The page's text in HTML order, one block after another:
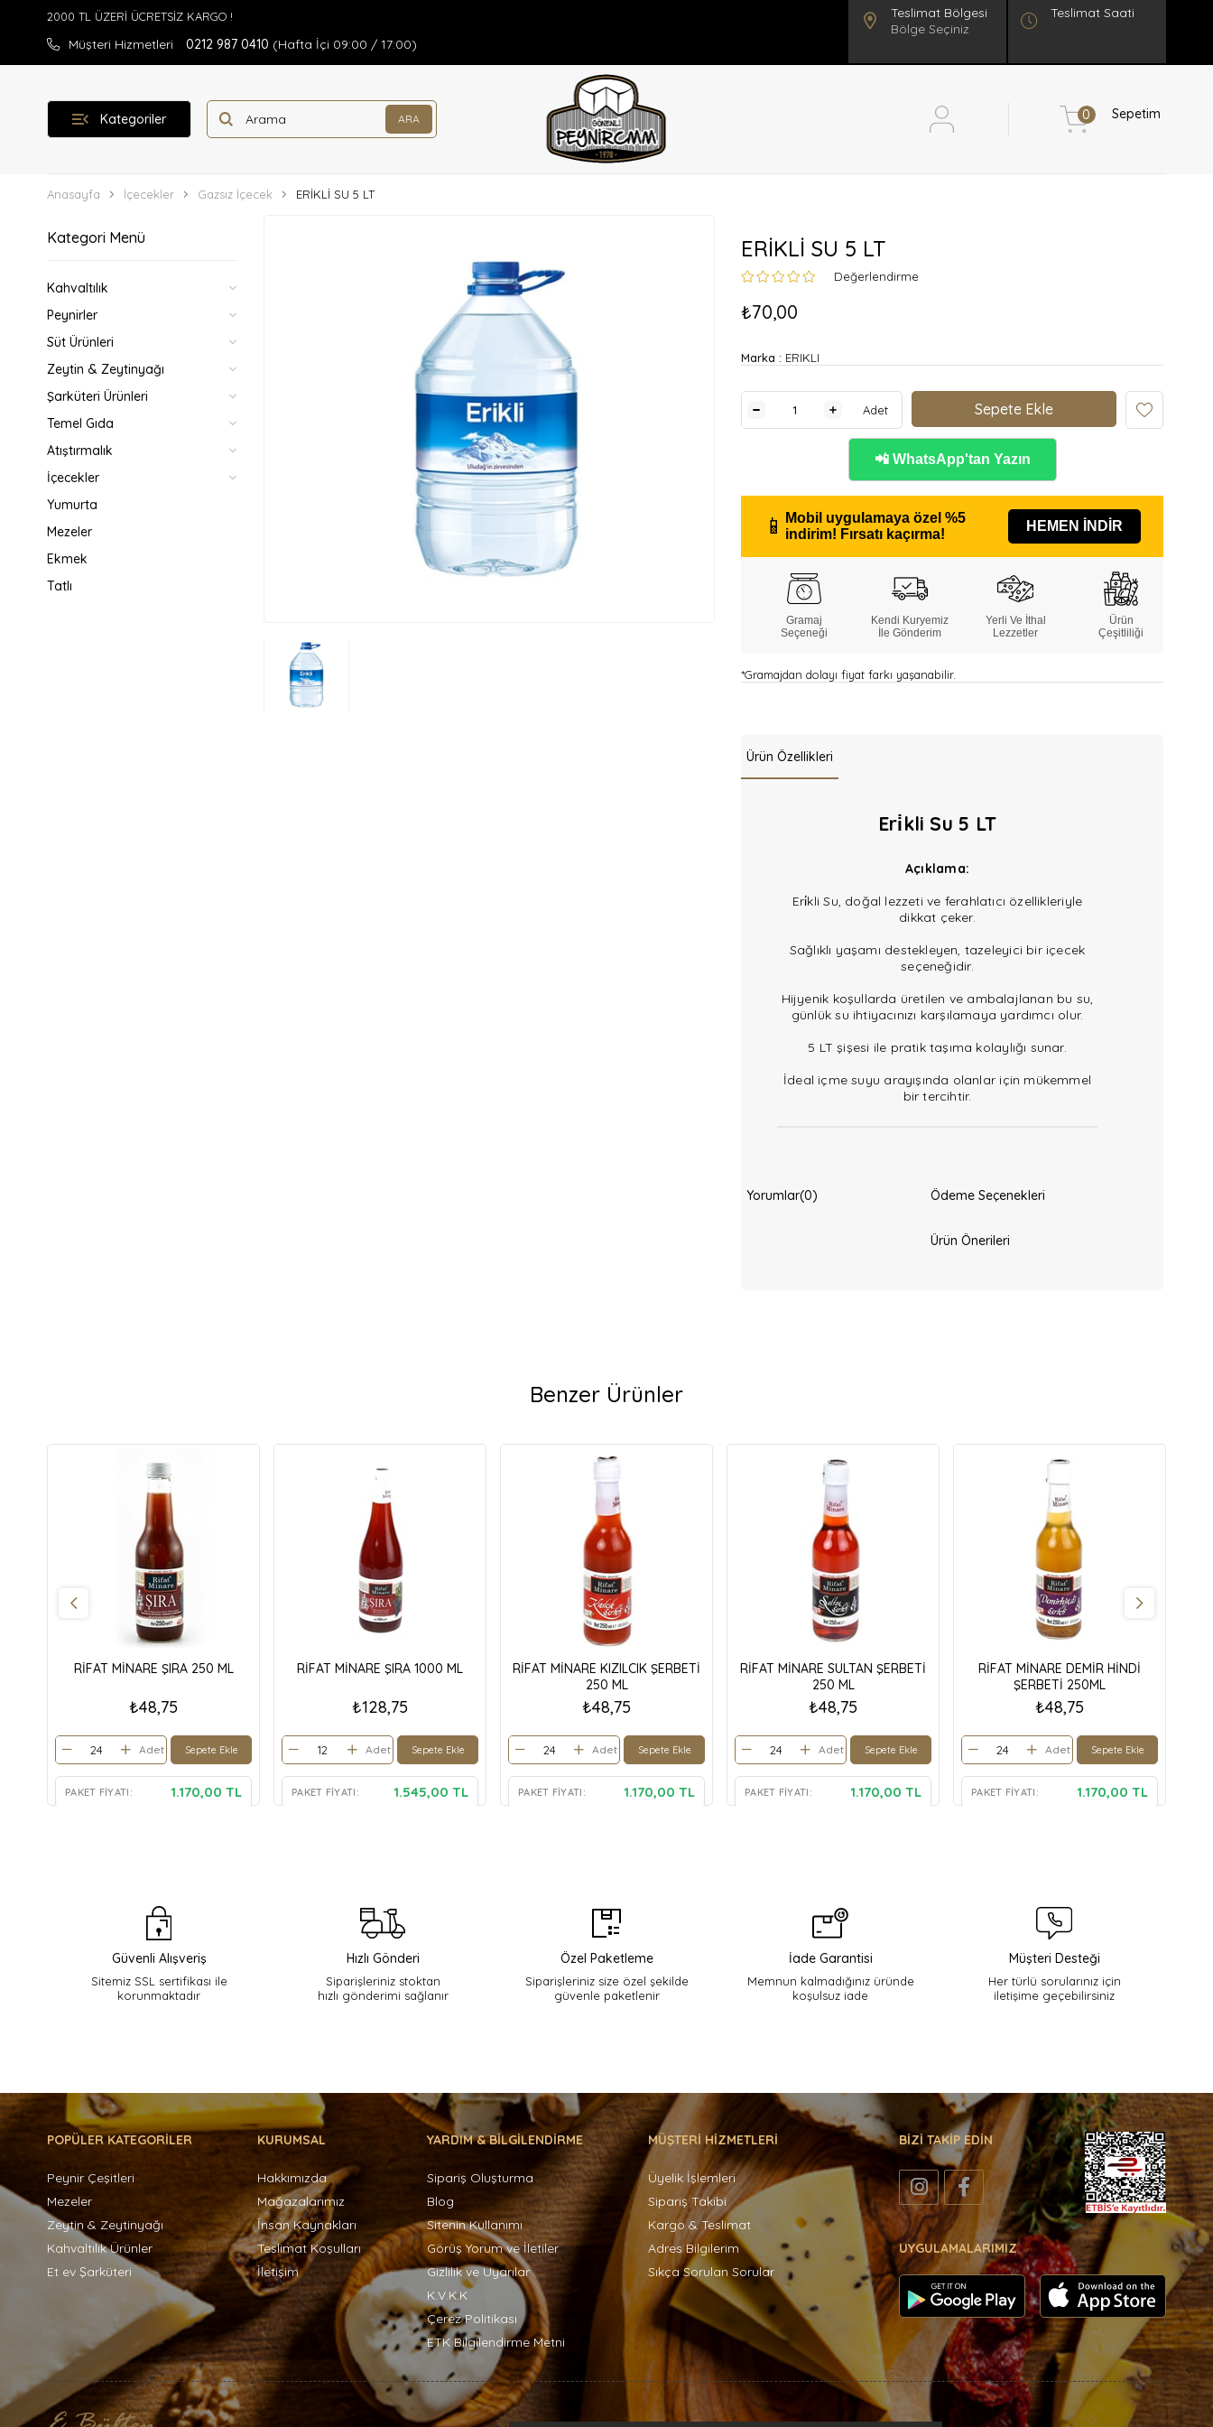
Müşteri Hizmetleri 0212 987 0410 (Hafta İçi 09:00 / 17:00)
Bölge Seçiniz
Teslimat Saati
Kategoriler Sepetim
0
Anasayfa İçecekler Gazsız İçecek ERİKLİ SU 5 LT
Kategori Menü
Kahvaltılık
Peynirler
Süt Ürünleri
Zeytin & Zeytinyağı
Şarküteri Ürünleri
Temel Gıda
Atıştırmalık
İçecekler
Yumurta
Mezeler
Ekmek
Tatlı
ERİKLİ SU 5 LT
Değerlendirme
₺70,00
Marka : ERIKLI
Adet
📲 WhatsApp'tan Yazın
📱 Mobil uygulamaya özel %5
indirim! Fırsatı kaçırma!
HEMEN İNDİR
Gramaj
Seçeneği
Kendi Kuryemiz
İle Gönderim
Yerli Ve İthal
Lezzetler
Ürün
Çeşitliliği
*Gramajdan dolayı fiyat farkı yaşanabilir.
Ürün Özellikleri
Eri̇kli Su 5 LT
Açıklama:
Eri̇kli Su, doğal lezzeti ve ferahlatıcı özellikleriyle
dikkat çeker.
Sağlıklı yaşamı destekleyen, tazeleyici bir içecek
seçeneğidir.
Hijyenik koşullarda üretilen ve ambalajlanan bu su,
günlük su ihtiyacınızı karşılamaya yardımcı olur.
5 LT şişesi ile pratik taşıma kolaylığı sunar.
İdeal içme suyu arayışında olanlar için mükemmel
bir tercihtir.
Yorumlar(0) Ödeme Seçenekleri
Ürün Önerileri
Benzer Ürünler
RİFAT MİNARE ŞIRA 250 ML
₺48,75
Adet Sepete Ekle
PAKET FIYATI: 1.170,00 TL
RİFAT MİNARE ŞIRA 1000 ML
₺128,75
Adet Sepete Ekle
PAKET FIYATI: 1.545,00 TL
RİFAT MİNARE KIZILCIK ŞERBETİ
250 ML
₺48,75
Adet Sepete Ekle
PAKET FIYATI: 1.170,00 TL
RİFAT MİNARE SULTAN ŞERBETİ
250 ML
₺48,75
Adet Sepete Ekle
PAKET FIYATI: 1.170,00 TL
RİFAT MİNARE DEMİR HİNDİ
ŞERBETİ 250ML
₺48,75
Adet Sepete Ekle
PAKET FIYATI: 1.170,00 TL
Güvenli Alışveriş
Sitemiz SSL sertifikası ile
korunmaktadır
Hızlı Gönderi
Siparişleriniz stoktan
hızlı gönderimi sağlanır
Özel Paketleme
Siparişleriniz size özel şekilde
güvenle paketlenir
İade Garantisi
Memnun kalmadığınız üründe
koşulsuz iade
Müşteri Desteği
Her türlü sorularınız için
iletişime geçebilirsiniz
POPÜLER KATEGORİLER
Peynir Çeşitleri
Mezeler
Zeytin & Zeytinyağı
Kahvaltılık Ürünler
Et ev Şarküteri
KURUMSAL
Hakkımızda
Mağazalarımız
İnsan Kaynakları
Teslimat Koşulları
İletişim
YARDIM & BİLGİLENDİRME
Sipariş Oluşturma
Blog
Sitenin Kullanımı
Görüş Yorum ve İletiler
Gizlilik ve Uyarılar
K.V.K.K
Çerez Politikası
ETK Bilgilendirme Metni
MÜŞTERİ HİZMETLERİ
Üyelik İşlemleri
Sipariş Takibi
Kargo & Teslimat
Adres Bilgilerim
Sıkça Sorulan Sorular
BİZİ TAKİP EDİN
UYGULAMALARIMIZ